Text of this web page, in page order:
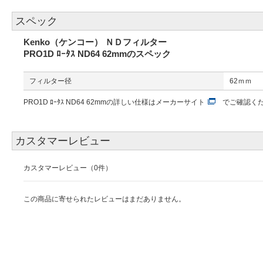
スペック
Kenko（ケンコー） ＮＤフィルター
PRO1D ﾛｰﾀｽ ND64 62mmのスペック
フィルター径 62ｍｍ
PRO1D ﾛｰﾀｽ ND64 62mmの詳しい仕様は メーカーサイト でご確認く
カスタマーレビュー
カスタマーレビュー（0件）
この商品に寄せられたレビューはまだありません。